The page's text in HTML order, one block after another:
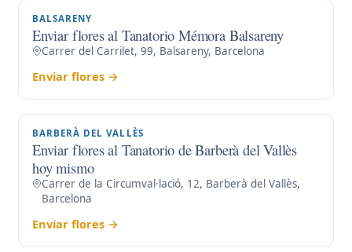
BALSARENY
Enviar flores al Tanatorio Mémora Balsareny
Carrer del Carrilet, 99, Balsareny, Barcelona
Enviar flores →
BARBERÀ DEL VALLÈS
Enviar flores al Tanatorio de Barberà del Vallès
hoy mismo
Carrer de la Circumval·lació, 12, Barberà del Vallès,
Barcelona
Enviar flores →